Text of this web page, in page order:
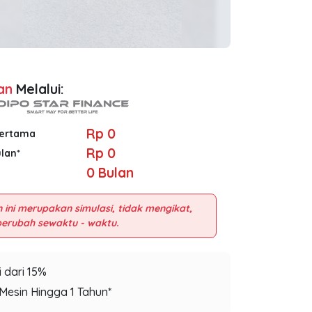
Melalui:
Rp 0
Rp 0
0Bulan
ini merupakan simulasi, tidak mengikat,
dari 15%
Hingga 1 Tahun*